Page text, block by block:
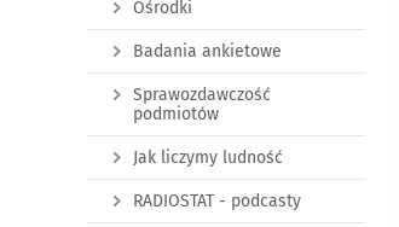
Ośrodki
Badania ankietowe
Sprawozdawczość
podmiotów
Jak liczymy ludność
RADIOSTAT - podcasty